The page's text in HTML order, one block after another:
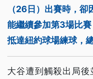
（26日）出賽時，
能繼續參加第3場比
抵達紐約球場練球，
大谷遭到觸殺出局